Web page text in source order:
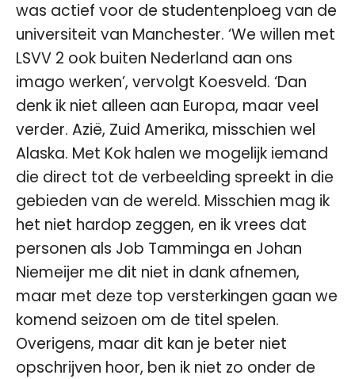
was actief voor de studentenploeg van de
universiteit van Manchester. ‘We willen met
LSVV 2 ook buiten Nederland aan ons
imago werken’, vervolgt Koesveld. ‘Dan
denk ik niet alleen aan Europa, maar veel
verder. Azië, Zuid Amerika, misschien wel
Alaska. Met Kok halen we mogelijk iemand
die direct tot de verbeelding spreekt in die
gebieden van de wereld. Misschien mag ik
het niet hardop zeggen, en ik vrees dat
personen als Job Tamminga en Johan
Niemeijer me dit niet in dank afnemen,
maar met deze top versterkingen gaan we
komend seizoen om de titel spelen.
Overigens, maar dit kan je beter niet
opschrijven hoor, ben ik niet zo onder de